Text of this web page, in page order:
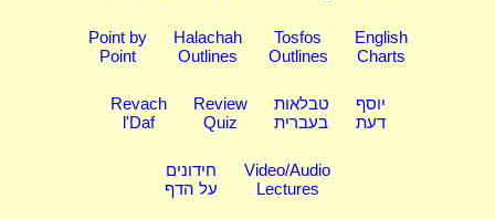
Point by
Point
Halachah
Outlines
Tosfos
Outlines
English
Charts
Revach
l'Daf
Review
Quiz
טבלאות
בעברית
יוסף
דעת
חידונים
על הדף
Video/Audio
Lectures